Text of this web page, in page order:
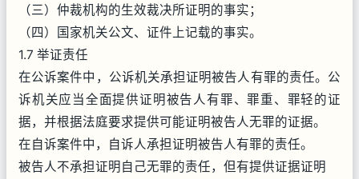
（三）仲裁机构的生效裁决所证明的事实；
（四）国家机关公文、证件上记载的事实。
1.7 举证责任
在公诉案件中，公诉机关承担证明被告人有罪的责任。公
诉机关应当全面提供证明被告人有罪、罪重、罪轻的证
据，并根据法庭要求提供可能证明被告人无罪的证据。
在自诉案件中，自诉人承担证明被告人有罪的责任。
被告人不承担证明自己无罪的责任，但有提供证据证明